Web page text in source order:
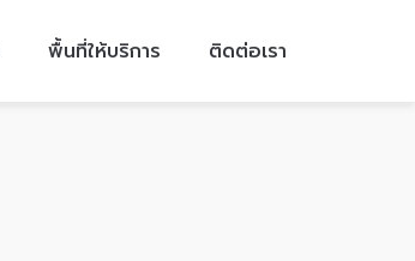
พื้นที่ให้บริการ ติดต่อเรา